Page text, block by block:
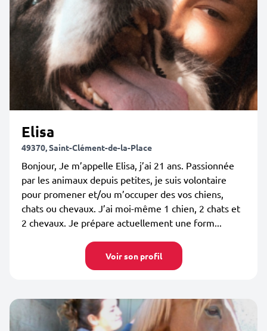
Elisa
49370, Saint-Clément-de-la-Place
Bonjour, Je m’appelle Elisa, j’ai 21 ans. Passionnée
par les animaux depuis petites, je suis volontaire
pour promener et/ou m’occuper des vos chiens,
chats ou chevaux. J’ai moi-même 1 chien, 2 chats et
2 chevaux. Je prépare actuellement une form...
Voir son profil